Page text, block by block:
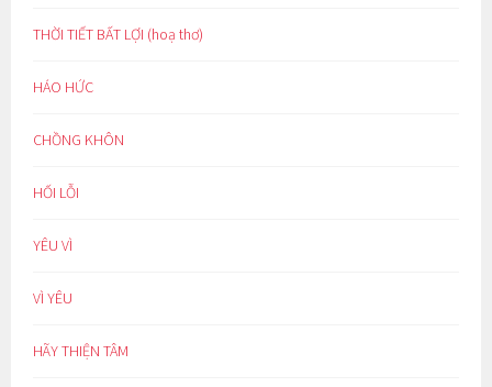
THỜI TIẾT BẤT LỢI (hoạ thơ)
HÁO HỨC
CHỒNG KHÔN
HỐI LỖI
YÊU VÌ
VÌ YÊU
HÃY THIỆN TÂM